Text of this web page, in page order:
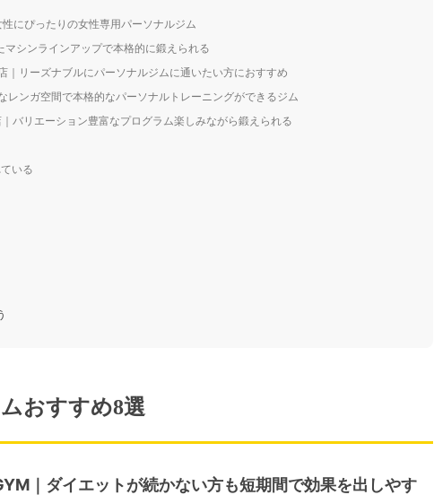
にぴったりの女性専用パーソナルジム
シンラインアップで本格的に鍛えられる
｜リーズナブルにパーソナルジムに通いたい方におすすめ
レンガ空間で本格的なパーソナルトレーニングができるジム
バリエーション豊富なプログラム楽しみながら鍛えられる
いる
おすすめ8選
｜ダイエットが続かない方も短期間で効果を出しやす